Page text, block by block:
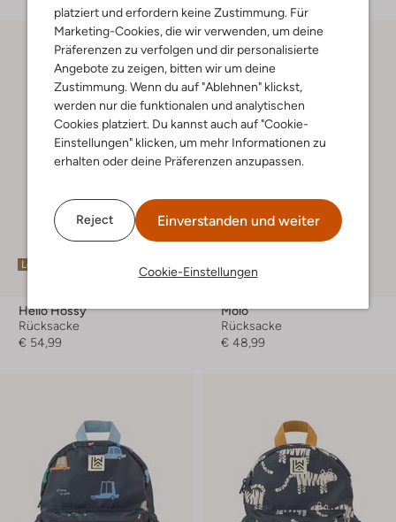
platziert und erfordern keine Zustimmung. Für
Marketing-Cookies, die wir verwenden, um deine
Präferenzen zu verfolgen und dir personalisierte
Angebote zu zeigen, bitten wir um deine
Zustimmung. Wenn du auf "Ablehnen" klickst,
werden nur die funktionalen und analytischen
Cookies platziert. Du kannst auch auf "Cookie-
Einstellungen" klicken, um mehr Informationen zu
erhalten oder deine Präferenzen anzupassen.
Reject Einverstanden und weiter
Cookie-Einstellungen
Letzte Größen
Hello Hossy
Rücksacke
€ 54,99
Molo
Rücksacke
€ 48,99